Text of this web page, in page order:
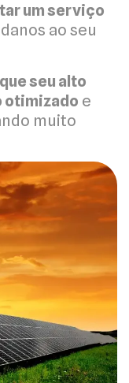
um serviço
ao seu
seu alto
otimizado e
muito